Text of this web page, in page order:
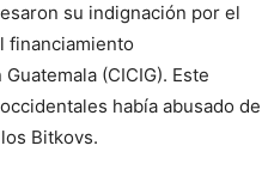
su indignación por el
financiamiento
(CICIG). Este
había abusado de
Bitkovs.